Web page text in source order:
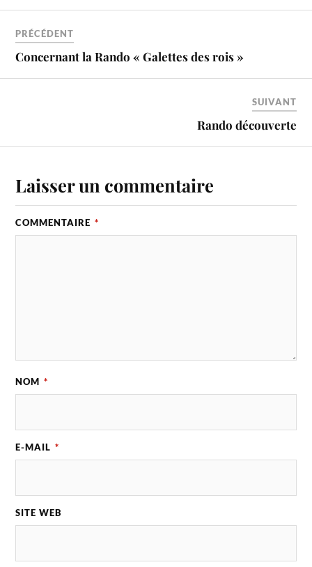
PRÉCÉDENT
Concernant la Rando « Galettes des rois »
SUIVANT
Rando découverte
Laisser un commentaire
COMMENTAIRE *
NOM *
E-MAIL *
SITE WEB